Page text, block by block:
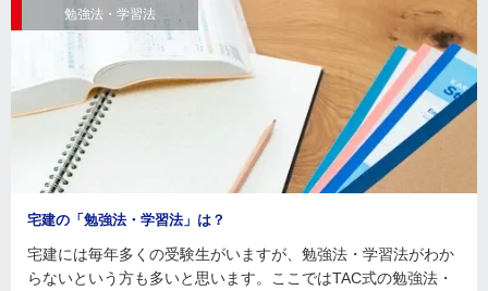
勉強法・学習法
宅建の「勉強法・学習法」は？
宅建には毎年多くの受験生がいますが、勉強法・学習法がわか
らないという方も多いと思います。ここではTAC式の勉強法・